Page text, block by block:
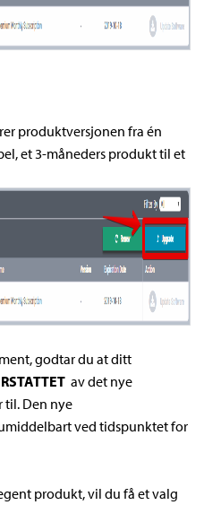
produktversjonen fra én
et 3-måneders produkt til et
godtar du at ditt
av det nye
Den nye
ved tidspunktet for
produkt, vil du få et valg